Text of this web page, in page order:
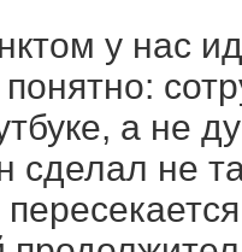
у нас
а не
сделал не